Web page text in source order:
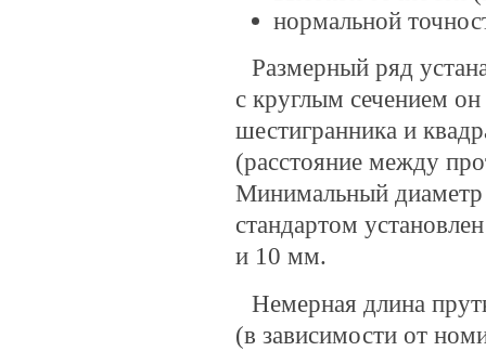
нормальной
Размерный ряд
с круглым сечением
шестигранника и
(расстояние между
Минимальный
стандартом
и 10 мм.
Немерная длина
(в зависимости от